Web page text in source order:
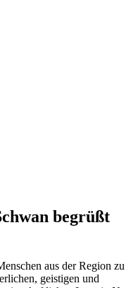
begrüßt
aus der Region zu
geistigen und